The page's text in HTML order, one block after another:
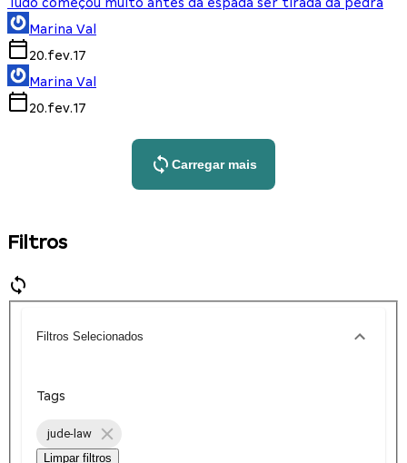
Tudo começou muito antes da espada ser tirada da pedra
Marina Val
20.fev.17
Marina Val
20.fev.17
Carregar mais
Filtros
Filtros Selecionados
Tags
jude-law
Limpar filtros